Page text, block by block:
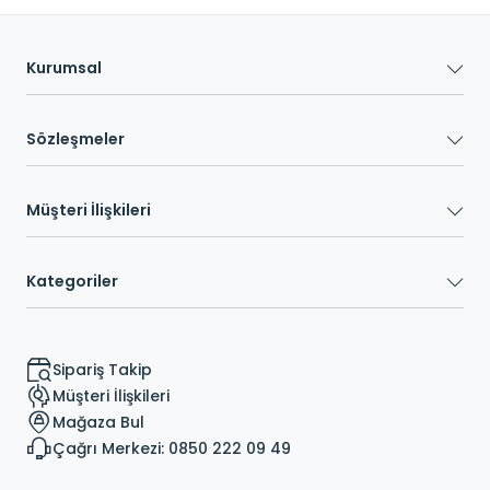
Kurumsal
Sözleşmeler
Müşteri İlişkileri
Kategoriler
Sipariş Takip
Müşteri İlişkileri
Mağaza Bul
Çağrı Merkezi: 0850 222 09 49